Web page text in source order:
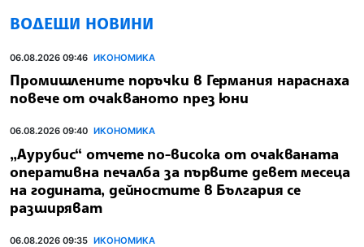
ВОДЕЩИ НОВИНИ
06.08.2026 09:46 ИКОНОМИКА
Промишлените поръчки в Германия нараснаха
повече от очакваното през юни
06.08.2026 09:40 ИКОНОМИКА
„Аурубис“ отчете по-висока от очакваната
оперативна печалба за първите девет месеца
на годината, дейностите в България се
разширяват
06.08.2026 09:35 ИКОНОМИКА